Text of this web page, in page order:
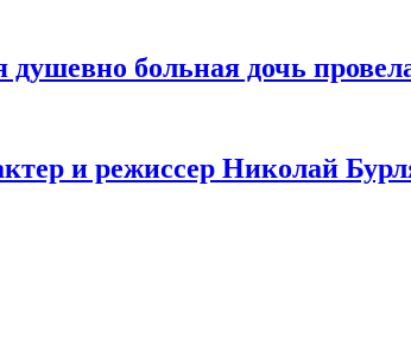
больная дочь
и режиссер Николай